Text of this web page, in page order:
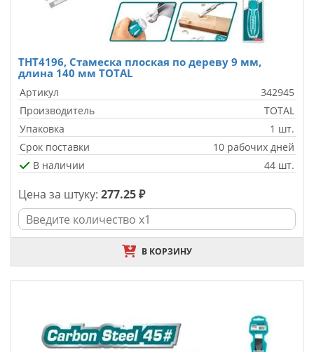
THT4196, Стамеска плоская по дереву 9 мм,
длина 140 мм TOTAL
Артикул
342945
Производитель
TOTAL
Упаковка
1 шт.
Срок поставки
10 рабочих дней
В наличии
44 шт.
Цена за штуку: 277.25 ₽
В КОРЗИНУ